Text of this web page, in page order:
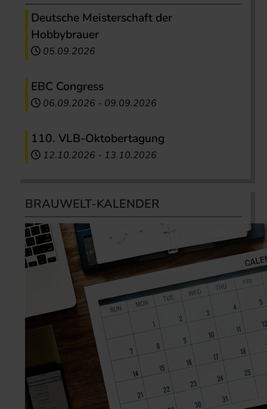
Deutsche Meisterschaft der
Hobbybrauer
05.09.2026
EBC Congress
06.09.2026 - 09.09.2026
110. VLB-Oktobertagung
12.10.2026 - 13.10.2026
BRAUWELT-KALENDER